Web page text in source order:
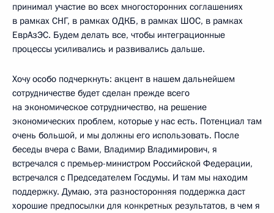
принимал участие во всех многосторонних соглашениях
в рамках СНГ, в рамках ОДКБ, в рамках ШОС, в рамках
ЕврАзЭС. Будем делать все, чтобы интеграционные
процессы усиливались и развивались дальше.
Хочу особо подчеркнуть: акцент в нашем дальнейшем
сотрудничестве будет сделан прежде всего
на экономическое сотрудничество, на решение
экономических проблем, которые у нас есть. Потенциал там
очень большой, и мы должны его использовать. После
беседы вчера с Вами, Владимир Владимирович, я
встречался с премьер-министром Российской Федерации,
встречался с Председателем Госдумы. И там мы находим
поддержку. Думаю, эта разносторонняя поддержка даст
хорошие предпосылки для конкретных результатов, в чем я